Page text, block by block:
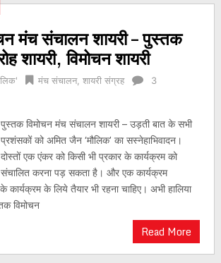
मंच संचालन शायरी – पुस्तक
शायरी, विमोचन शायरी
मंच संचालन, शायरी संग्रह
3
पुस्तक विमोचन मंच संचालन शायरी – उड़ती बात के सभी
प्रशंसकों को अमित जैन ‘मौलिक’ का सस्नेहाभिवादन।
दोस्तों एक एंकर को किसी भी प्रकार के कार्यक्रम को
संचालित करना पड़ सकता है। और एक कार्यक्रम
कार्यक्रम के लिये तैयार भी रहना चाहिए। अभी हालिया
विमोचन
Read More